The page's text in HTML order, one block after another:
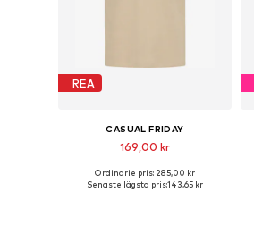
REA
CASUAL FRIDAY
169,00 kr
Ordinarie pris: 285,00 kr
Senaste lägsta pris:143,65 kr